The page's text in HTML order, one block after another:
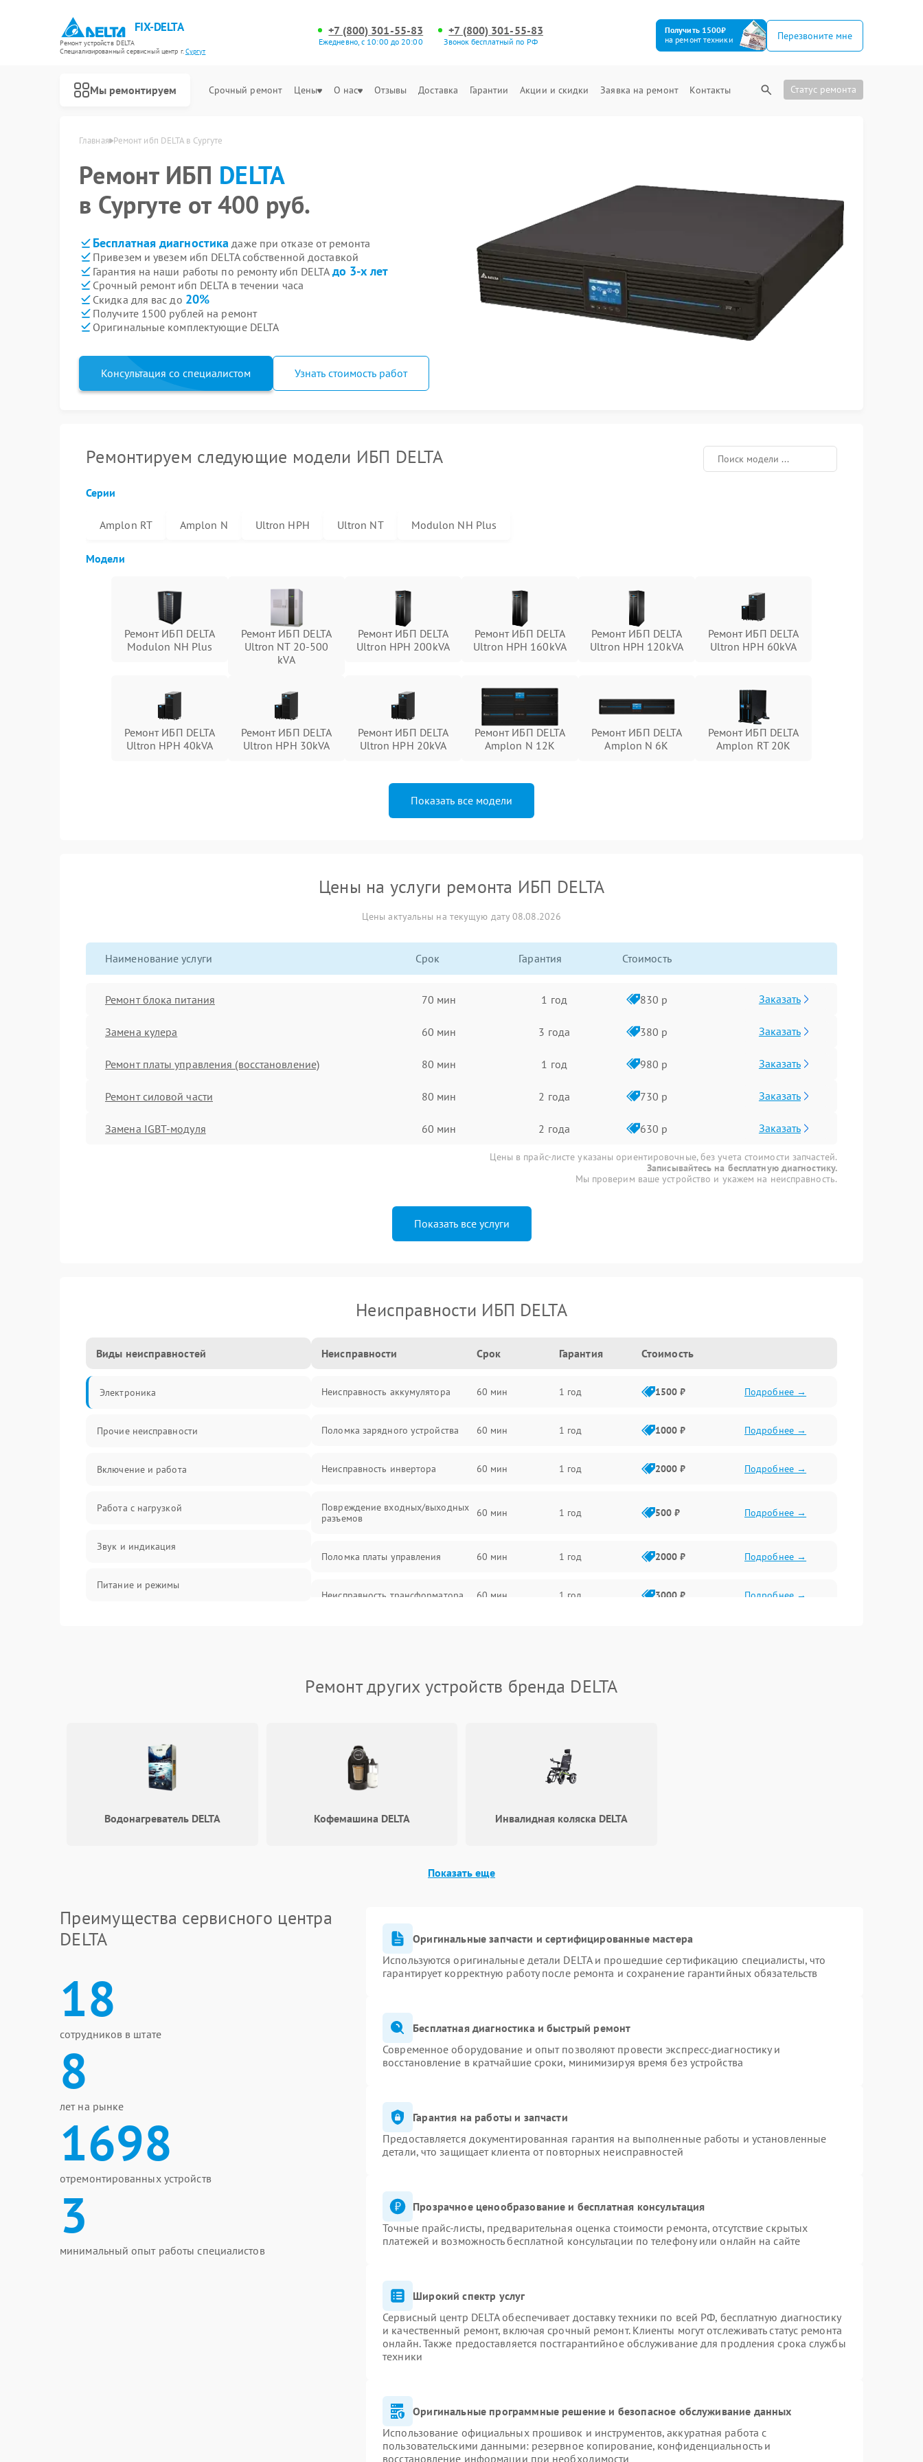
FIX-DELTA
Ремонт устройств DELTA
Специализированный cервисный центр г.Сургут
+7 (800) 301-55-83
Ежедневно, с 10:00 до 20:00
+7 (800) 301-55-83
Звонок бесплатный по РФ
Получить 1500₽
на ремонт техники
Перезвоните мне
Мы ремонтируем Срочный ремонт Цены О нас Отзывы Доставка Гарантии Акции и скидки Заявка на ремонт Контакты Статус ремонта
Главная Ремонт ибп DELTA в Сургуте
Ремонт ИБП DELTA
в Сургуте от 400 руб.
Бесплатная диагностика даже при отказе от ремонта
Привезем и увезем ибп DELTA собственной доставкой
Гарантия на наши работы по ремонту ибп DELTA до 3-х лет
Срочный ремонт ибп DELTA в течении часа
Скидка для вас до 20%
Получите 1500 рублей на ремонт
Оригинальные комплектующие DELTA
Консультация со специалистом Узнать стоимость работ
Ремонтируем следующие модели ИБП DELTA
Серии
Amplon RT Amplon N Ultron HPH Ultron NT Modulon NH Plus
Модели
Ремонт ИБП DELTA
Modulon NH Plus
Ремонт ИБП DELTA
Ultron NT 20-500
kVA
Ремонт ИБП DELTA
Ultron HPH 200kVA
Ремонт ИБП DELTA
Ultron HPH 160kVA
Ремонт ИБП DELTA
Ultron HPH 120kVA
Ремонт ИБП DELTA
Ultron HPH 60kVA
Ремонт ИБП DELTA
Ultron HPH 40kVA
Ремонт ИБП DELTA
Ultron HPH 30kVA
Ремонт ИБП DELTA
Ultron HPH 20kVA
Ремонт ИБП DELTA
Amplon N 12K
Ремонт ИБП DELTA
Amplon N 6K
Ремонт ИБП DELTA
Amplon RT 20K
Показать все модели
Цены на услуги ремонта ИБП DELTA
Цены актуальны на текущую дату 08.08.2026
Наименование услуги Срок Гарантия Стоимость
Ремонт блока питания 70 мин 1 год 830 р Заказать
Замена кулера 60 мин 3 года 380 р Заказать
Ремонт платы управления (восстановление) 80 мин 1 год 980 р Заказать
Ремонт силовой части 80 мин 2 года 730 р Заказать
Замена IGBT-модуля 60 мин 2 года 630 р Заказать
Цены в прайс-листе указаны ориентировочные, без учета стоимости запчастей.
Записывайтесь на бесплатную диагностику.
Мы проверим ваше устройство и укажем на неисправность.
Показать все услуги
Неисправности ИБП DELTA
Виды неисправностей
Электроника
Прочие неисправности
Включение и работа
Работа с нагрузкой
Звук и индикация
Питание и режимы
Неисправности Срок Гарантия Стоимость
Неисправность аккумулятора 60 мин 1 год 1500 ₽ Подробнее →
Поломка зарядного устройства 60 мин 1 год 1000 ₽ Подробнее →
Неисправность инвертора 60 мин 1 год 2000 ₽ Подробнее →
Повреждение входных/выходных
разъемов
60 мин 1 год 500 ₽ Подробнее →
Поломка платы управления 60 мин 1 год 2000 ₽ Подробнее →
Неисправность трансформатора 60 мин 1 год 3000 ₽ Подробнее →
Неисправность индикаторов 1 год
60 мин
Поломка системы автоматического
Неисправность системы
60 мин 1 год 1500 ₽ Подробнее →
Повреждение внутренних
60 мин 1 год
Поломка системы защиты от
60 мин 1 год
Неисправность системы защиты от
Повреждение системы защиты от
60 мин 1000 ₽
Ремонт других устройств бренда DELTA
Водонагреватель DELTA Кофемашина DELTA Инвалидная коляска DELTA
Показать еще
Преимущества сервисного центра
DELTA
18
сотрудников в штате
8
лет на рынке
1698
отремонтированных устройств
3
минимальный опыт работы специалистов
Оригинальные запчасти и сертифицированные мастера
Используются оригинальные детали DELTA и прошедшие сертификацию специалисты, что
гарантирует корректную работу после ремонта и сохранение гарантийных обязательств
Бесплатная диагностика и быстрый ремонт
Современное оборудование и опыт позволяют провести экспресс-диагностику и
восстановление в кратчайшие сроки, минимизируя время без устройства
Гарантия на работы и запчасти
Предоставляется документированная гарантия на выполненные работы и установленные
детали, что защищает клиента от повторных неисправностей
Прозрачное ценообразование и бесплатная консультация
Точные прайс-листы, предварительная оценка стоимости ремонта, отсутствие скрытых
платежей и возможность бесплатной консультации по телефону или онлайн на сайте
Широкий спектр услуг
Сервисный центр DELTA обеспечивает доставку техники по всей РФ, бесплатную диагностику
и качественный ремонт, включая срочный ремонт. Клиенты могут отслеживать статус ремонта
онлайн. Также предоставляется постгарантийное обслуживание для продления срока службы
техники
Оригинальные программные решение и безопасное обслуживание данных
Использование официальных прошивок и инструментов, аккуратная работа с
пользовательскими данными: резервное копирование, конфиденциальность и
восстановление информации при необходимости